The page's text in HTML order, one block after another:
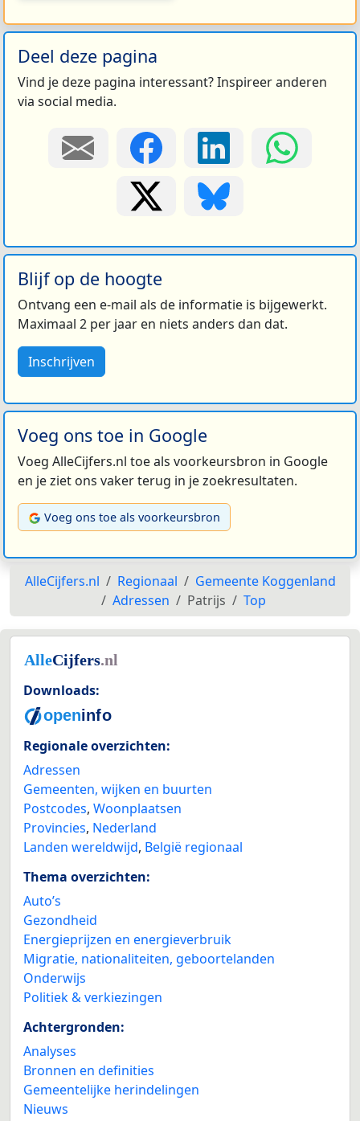
Deel deze pagina
Vind je deze pagina interessant? Inspireer anderen
via social media.
Blijf op de hoogte
Ontvang een e-mail als de informatie is bijgewerkt.
Maximaal 2 per jaar en niets anders dan dat.
Inschrijven
Voeg ons toe in Google
Voeg AlleCijfers.nl toe als voorkeursbron in Google
en je ziet ons vaker terug in je zoekresultaten.
Voeg ons toe als voorkeursbron
AlleCijfers.nl Regionaal
Gemeente Koggenland
Adressen
Patrijs Top
Downloads:
Regionale overzichten:
Adressen
Gemeenten, wijken en buurten
Postcodes, Woonplaatsen
Provincies, Nederland
Landen wereldwijd, België regionaal
Thema overzichten:
Auto’s
Gezondheid
Energieprijzen en energieverbruik
Migratie, nationaliteiten, geboortelanden
Onderwijs
Politiek & verkiezingen
Achtergronden:
Analyses
Bronnen en definities
Gemeentelijke herindelingen
Nieuws